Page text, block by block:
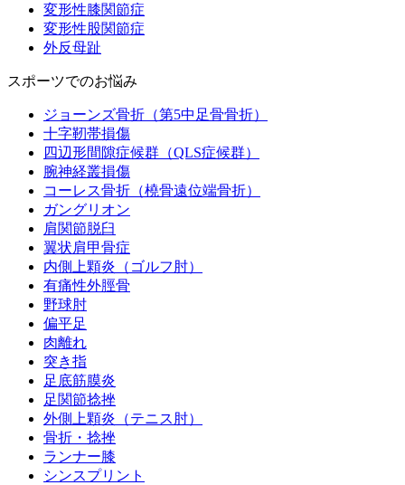
変形性膝関節症
変形性股関節症
外反母趾
スポーツでのお悩み
ジョーンズ骨折（第5中足骨骨折）
十字靭帯損傷
四辺形間隙症候群（QLS症候群）
腕神経叢損傷
コーレス骨折（橈骨遠位端骨折）
ガングリオン
肩関節脱臼
翼状肩甲骨症
内側上顆炎（ゴルフ肘）
有痛性外脛骨
野球肘
偏平足
肉離れ
突き指
足底筋膜炎
足関節捻挫
外側上顆炎（テニス肘）
骨折・捻挫
ランナー膝
シンスプリント